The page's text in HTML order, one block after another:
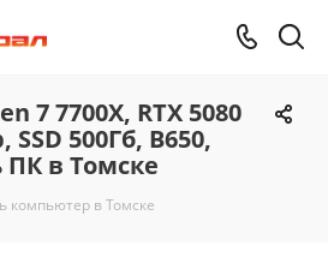
7 7700X, RTX 5080
SSD 500Гб, B650,
ПК в Томске
компьютер в Томске